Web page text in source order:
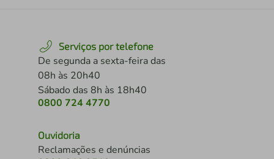
Serviços por telefone
De segunda a sexta-feira das
08h às 20h40
Sábado das 8h às 18h40
0800 724 4770
Ouvidoria
Reclamações e denúncias